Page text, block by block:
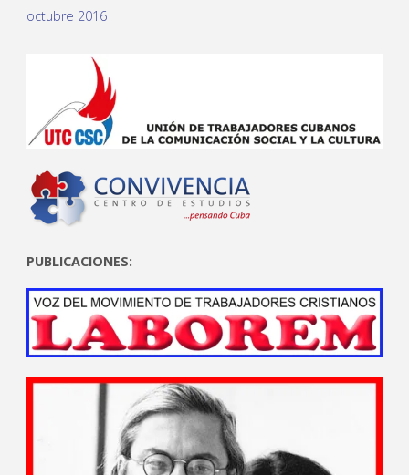
octubre 2016
PUBLICACIONES: